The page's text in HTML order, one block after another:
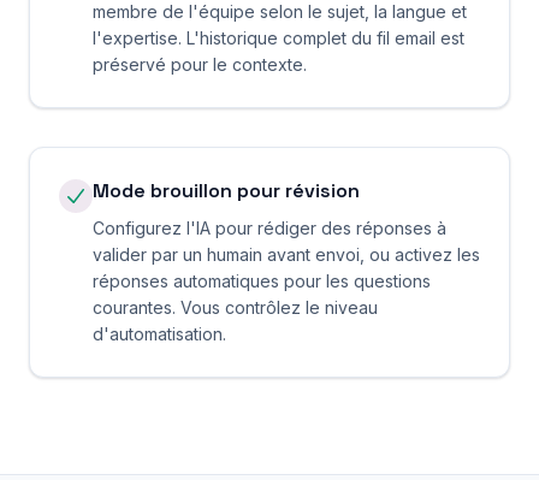
membre de l'équipe selon le sujet, la langue et
l'expertise. L'historique complet du fil email est
préservé pour le contexte.
Mode brouillon pour révision
Configurez l'IA pour rédiger des réponses à
valider par un humain avant envoi, ou activez les
réponses automatiques pour les questions
courantes. Vous contrôlez le niveau
d'automatisation.